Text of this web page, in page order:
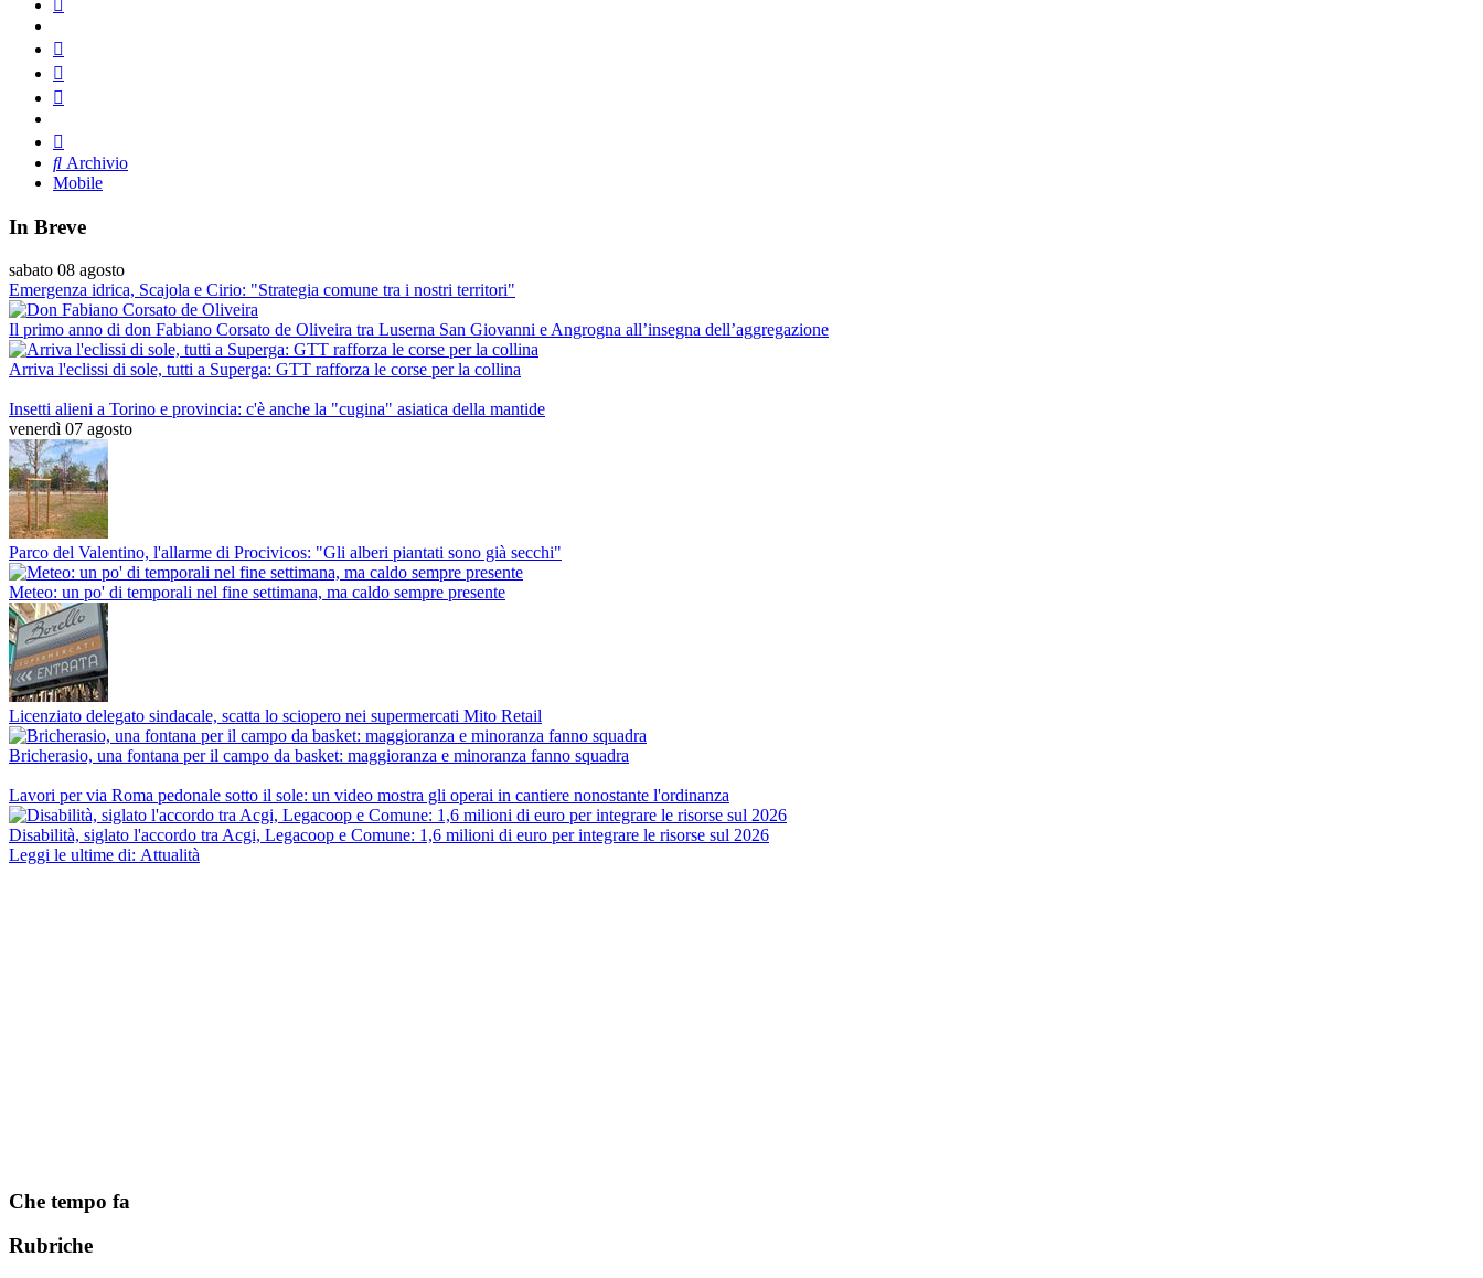
Archivio
Mobile
In Breve
sabato 08 agosto
Emergenza idrica, Scajola e Cirio: "Strategia comune tra i nostri territori"
Il primo anno di don Fabiano Corsato de Oliveira tra Luserna San Giovanni e Angrogna all’insegna dell’aggregazione
Arriva l'eclissi di sole, tutti a Superga: GTT rafforza le corse per la collina
Insetti alieni a Torino e provincia: c'è anche la "cugina" asiatica della mantide
venerdì 07 agosto
Parco del Valentino, l'allarme di Procivicos: "Gli alberi piantati sono già secchi"
Meteo: un po' di temporali nel fine settimana, ma caldo sempre presente
Licenziato delegato sindacale, scatta lo sciopero nei supermercati Mito Retail
Bricherasio, una fontana per il campo da basket: maggioranza e minoranza fanno squadra
Lavori per via Roma pedonale sotto il sole: un video mostra gli operai in cantiere nonostante l'ordinanza
Disabilità, siglato l'accordo tra Acgi, Legacoop e Comune: 1,6 milioni di euro per integrare le risorse sul 2026
Leggi le ultime di: Attualità
Che tempo fa
Rubriche